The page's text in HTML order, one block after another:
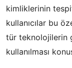
kimliklerinin
kullanıcılar bu
tür teknolojilerin
kullanılması